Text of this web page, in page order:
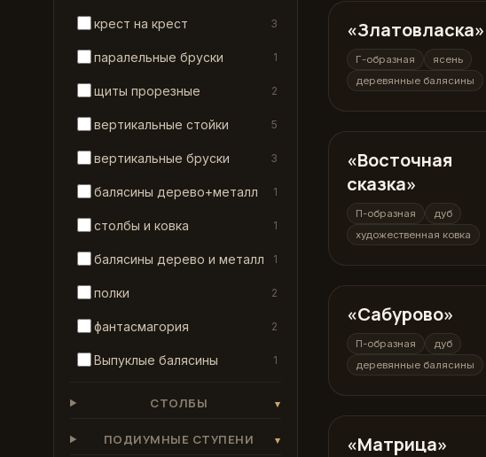
крест на крест 3
паралельные бруски 1
щиты прорезные 2
вертикальные стойки 5
вертикальные бруски 3
балясины дерево+металл 1
столбы и ковка 1
балясины дерево и металл 1
полки 2
фантасмагория 2
Выпуклые балясины 1
СТОЛБЫ ▾
ПОДИУМНЫЕ СТУПЕНИ ▾
Г-образная
«Златовласка»
Г-образная
ясень
деревянные балясины
П-образная
«Восточная
сказка»
П-образная
дуб
художественная ковка
П-образная
«Сабурово»
П-образная
дуб
деревянные балясины
винтовая
«Матрица»